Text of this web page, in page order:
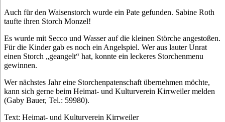
Auch für den Waisenstorch wurde ein Pate gefunden. Sabine Roth
taufte ihren Storch Monzel!
Es wurde mit Secco und Wasser auf die kleinen Störche angestoßen.
Für die Kinder gab es noch ein Angelspiel. Wer aus lauter Unrat
einen Storch „geangelt“ hat, konnte ein leckeres Storchenmenu
gewinnen.
Wer nächstes Jahr eine Storchenpatenschaft übernehmen möchte,
kann sich gerne beim Heimat- und Kulturverein Kirrweiler melden
(Gaby Bauer, Tel.: 59980).
Text: Heimat- und Kulturverein Kirrweiler